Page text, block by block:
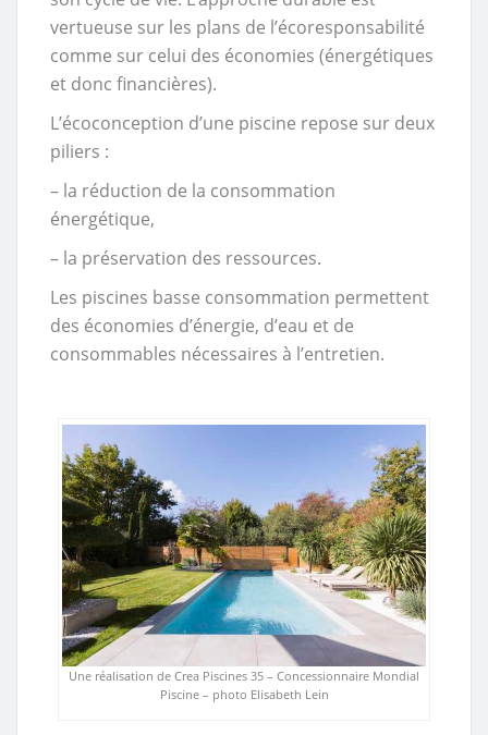
vertueuse sur les plans de l’écoresponsabilité
comme sur celui des économies (énergétiques
et donc financières).
L’écoconception d’une piscine repose sur deux
piliers :
– la réduction de la consommation
énergétique,
– la préservation des ressources.
Les piscines basse consommation permettent
des économies d’énergie, d’eau et de
consommables nécessaires à l’entretien.
Une réalisation de Crea Piscines 35 – Concessionnaire Mondial
Piscine – photo Elisabeth Lein